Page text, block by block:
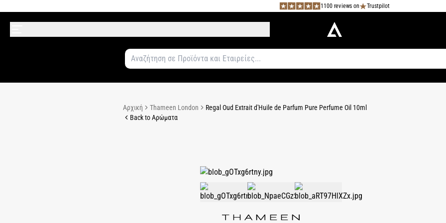
1100 reviews on Trustpilot
Αρχική Thameen London
Regal Oud Extrait d'Huile de Parfum Pure Perfume Oil 10ml
Back to Αρώματα